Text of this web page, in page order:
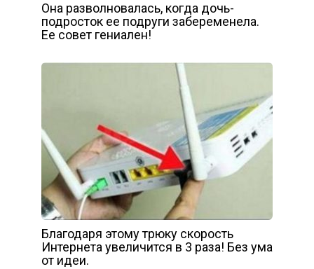
Она разволновалась, когда дочь-
подросток ее подруги забеременела.
Ее совет гениален!
Благодаря этому трюку скорость
Интернета увеличится в 3 раза! Без ума
от идеи.